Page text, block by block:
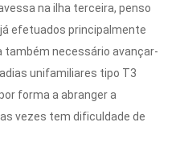
na ilha terceira, penso
efetuados principalmente
também necessário avançar-
unifamiliares tipo T3
forma a abranger a
vezes tem dificuldade de